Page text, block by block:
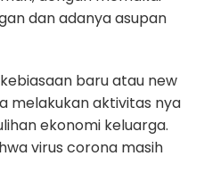
dan adanya asupan
baru atau new
melakukan aktivitas nya
ekonomi keluarga.
virus corona masih